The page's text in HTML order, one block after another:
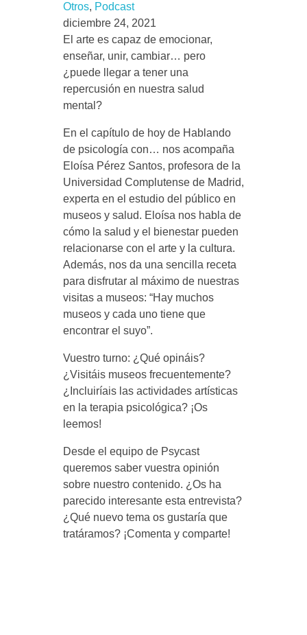
t
e
y
s
a
l
u
d
m
e
n
t
a
l
Otros, Podcast
diciembre 24, 2021
El arte es capaz de emocionar,
enseñar, unir, cambiar… pero
¿puede llegar a tener una
repercusión en nuestra salud
mental?
En el capítulo de hoy de Hablando
de psicología con… nos acompaña
Eloísa Pérez Santos, profesora de la
Universidad Complutense de Madrid,
experta en el estudio del público en
museos y salud. Eloísa nos habla de
cómo la salud y el bienestar pueden
relacionarse con el arte y la cultura.
Además, nos da una sencilla receta
para disfrutar al máximo de nuestras
visitas a museos: “Hay muchos
museos y cada uno tiene que
encontrar el suyo”.
Vuestro turno: ¿Qué opináis?
¿Visitáis museos frecuentemente?
¿Incluiríais las actividades artísticas
en la terapia psicológica? ¡Os
leemos!
Desde el equipo de Psycast
queremos saber vuestra opinión
sobre nuestro contenido. ¿Os ha
parecido interesante esta entrevista?
¿Qué nuevo tema os gustaría que
tratáramos? ¡Comenta y comparte!